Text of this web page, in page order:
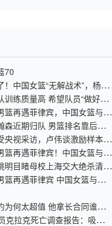
70
！中国女篮“无解战术”，杨舒
早已绝望
训练质量高 希望队员“做好自
篮再遇菲律宾，中国女篮与印
森近期归队 男篮排名靠后容
央视采访，卢伟谈激励样本，
，李弘权谈拼搏，王哲林谈职
篮再遇菲律宾！中国女篮与印
明目睹母校上海交大绝杀清华
伟丽击掌庆祝
篮再遇菲律宾 中国女篮与印
为何太超值 他拿长合同谁最
克拉克死亡调查报告：吸食毒